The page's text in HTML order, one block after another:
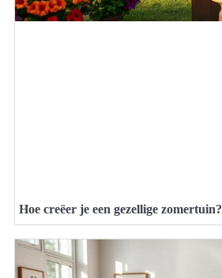
Hoe creëer je een gezellige zomertuin?